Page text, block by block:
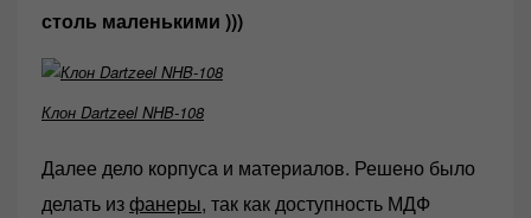
столь маленькими )))
Клон Dartzeel NHB-108
Далее дело корпуса и материалов. Решено было
делать изфанеры, так как доступность МДФ